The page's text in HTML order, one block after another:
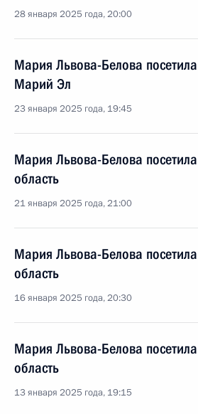
28 января 2025 года, 20:00
Мария Львова-Белова посетила
Марий Эл
23 января 2025 года, 19:45
Мария Львова-Белова
область
21 января 2025 года, 21:00
Мария Львова-Белова
область
16 января 2025 года, 20:30
Мария Львова-Белова
область
13 января 2025 года, 19:15